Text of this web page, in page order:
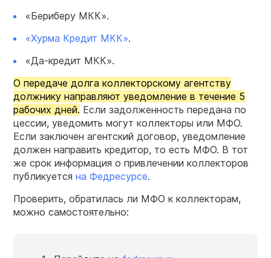
«Бериберу МКК».
«Хурма Кредит МКК».
«Да-кредит МКК».
О передаче долга коллекторскому агентству
должнику направляют уведомление в течение 5
рабочих дней. Если задолженность передана по
цессии, уведомить могут коллекторы или МФО.
Если заключен агентский договор, уведомление
должен направить кредитор, то есть МФО. В тот
же срок информация о привлечении коллекторов
публикуется на Федресурсе.
Проверить, обратилась ли МФО к коллекторам,
можно самостоятельно: